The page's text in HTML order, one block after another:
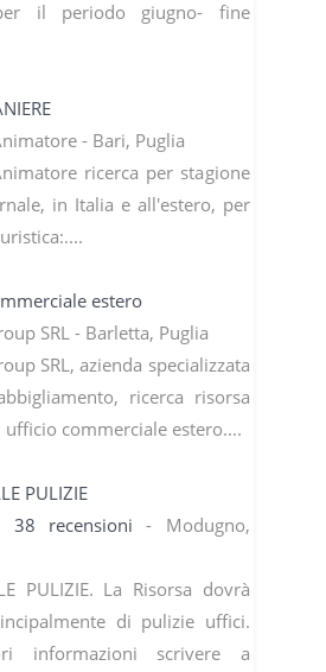
il periodo giugno- fine
- Bari, Puglia
ricerca per stagione
in Italia e all'estero, per
estero
SRL - Barletta, Puglia
SRL, azienda specializzata
ricerca risorsa
commerciale estero....
PULIZIE
38 recensioni- Modugno,
PULIZIE. La Risorsa dovrà
di pulizie uffici.
informazioni scrivere a